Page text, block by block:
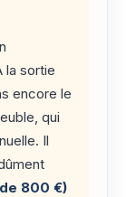
la sortie
encore le
qui
Il
800 €)